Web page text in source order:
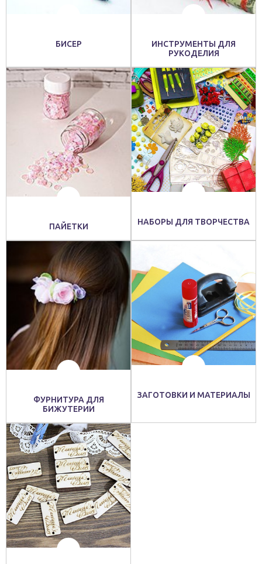
БИСЕР
ИНСТРУМЕНТЫ ДЛЯ
РУКОДЕЛИЯ
ПАЙЕТКИ НАБОРЫ ДЛЯ ТВОРЧЕСТВА
ФУРНИТУРА ДЛЯ
БИЖУТЕРИИ
ЗАГОТОВКИ И МАТЕРИАЛЫ